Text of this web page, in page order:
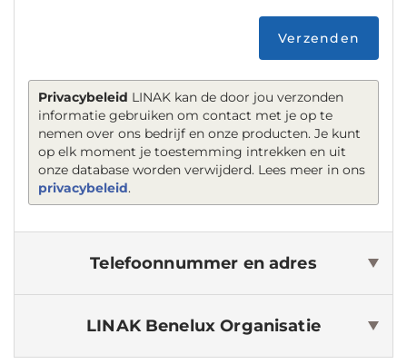
Verzenden
Privacybeleid LINAK kan de door jou verzonden
informatie gebruiken om contact met je op te
nemen over ons bedrijf en onze producten. Je kunt
op elk moment je toestemming intrekken en uit
onze database worden verwijderd. Lees meer in ons
privacybeleid.
Telefoonnummer en adres
LINAK BeneluxOrganisatie